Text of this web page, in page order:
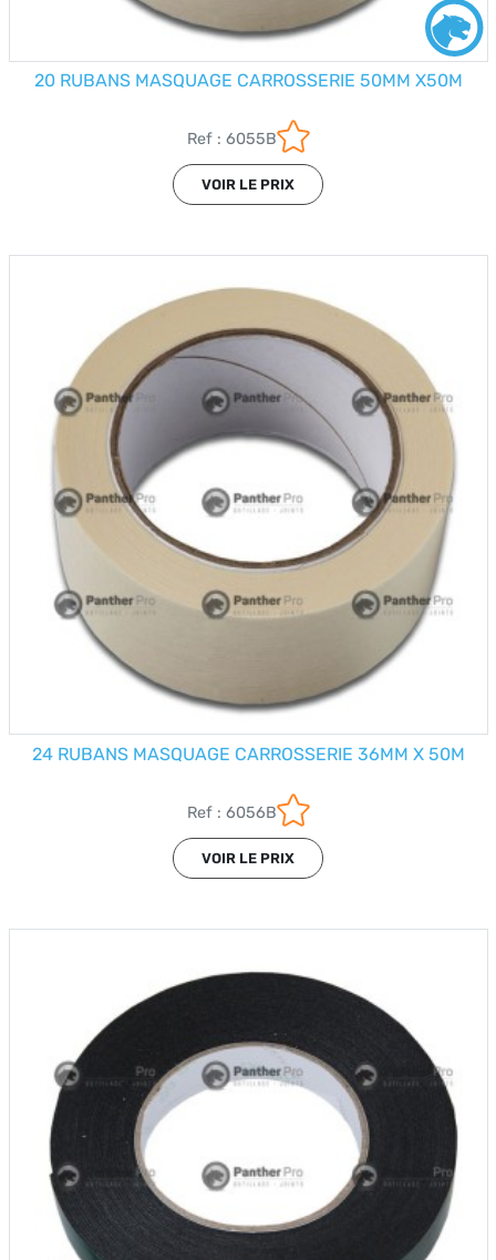
20 RUBANS MASQUAGE CARROSSERIE 50MM X50M
Ref : 6055B
VOIR LE PRIX
24 RUBANS MASQUAGE CARROSSERIE 36MM X 50M
Ref : 6056B
VOIR LE PRIX